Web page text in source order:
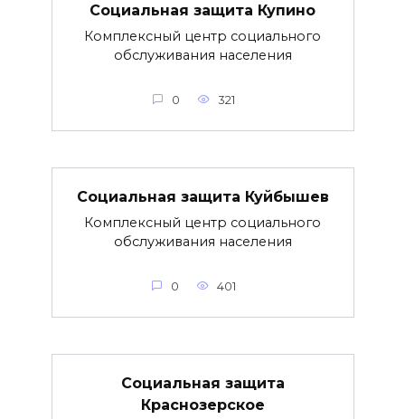
Социальная защита Купино
Комплексный центр социального
обслуживания населения
0 321
Социальная защита Куйбышев
Комплексный центр социального
обслуживания населения
0 401
Социальная защита
Краснозерское